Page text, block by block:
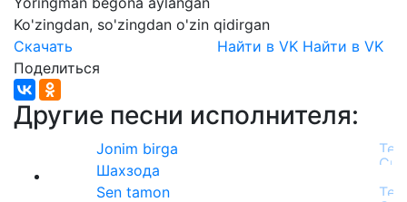
Ko'zingdan, so'zingdan o'zin qidirgan
Скачать
Найти в VK Найти в VK
Поделиться
Другие песни исполнителя:
Jonim birga
Шахзода
Sen tamon